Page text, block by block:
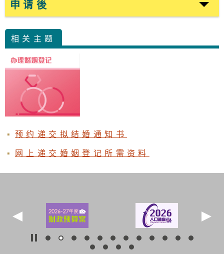
申请後
相关主题
预约递交拟结婚通知书
网上递交婚姻登记所需资料